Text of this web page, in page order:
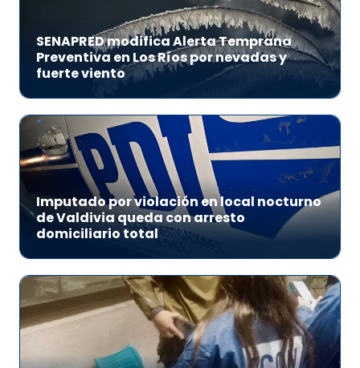
SENAPRED modifica Alerta Temprana
Preventiva en Los Ríos por nevadas y
fuerte viento
Imputado por violación en local nocturno
de Valdivia queda con arresto
domiciliario total